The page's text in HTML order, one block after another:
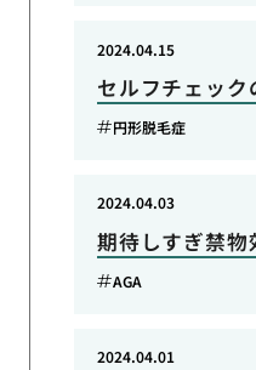
セルフチェッ
2024.04.15
円形脱毛症
期待しすぎ禁物
2024.04.03
AGA
2024.04.01